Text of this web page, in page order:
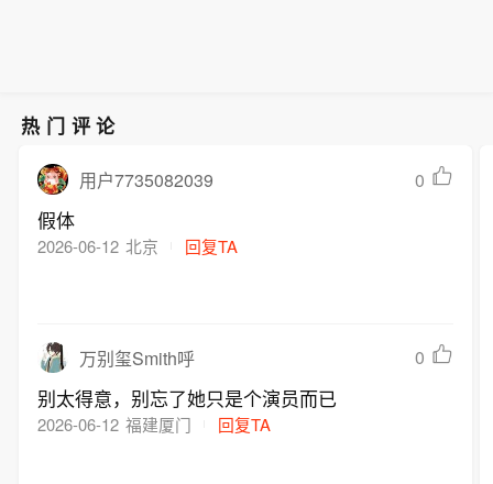
热门评论
用户7735082039 0
假体
2026-06-12 北京 回复TA
万别玺Smith呼 0
别太得意，别忘了她只是个演员而已
2026-06-12 福建厦门 回复TA